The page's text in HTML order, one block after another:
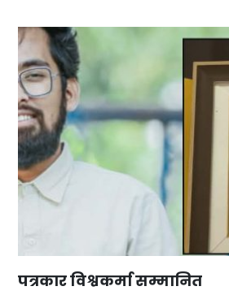
पत्रकार विश्वकर्मा सम्मानित